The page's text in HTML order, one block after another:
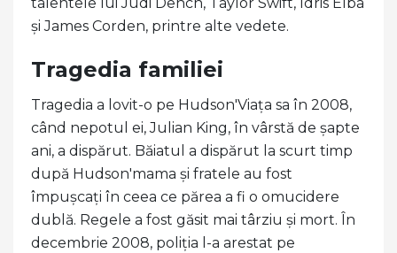
și James Corden, printre alte vedete.
Tragedia familiei
Tragedia a lovit-o pe Hudson'Viața sa în 2008,
când nepotul ei, Julian King, în vârstă de șapte
ani, a dispărut. Băiatul a dispărut la scurt timp
după Hudson'mama și fratele au fost
împușcați în ceea ce părea a fi o omucidere
dublă. Regele a fost găsit mai târziu și mort. În
decembrie 2008, poliția l-a arestat pe